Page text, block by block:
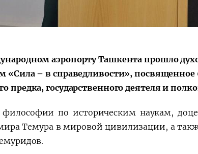
аэропорту Ташкента прошло
«Сила – в справедливости»,
предка, государственного деятеля и
философии по историческим наукам,
Темура в мировой цивилизации, а